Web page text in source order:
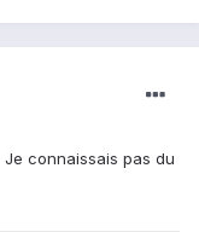
connaissais pas du